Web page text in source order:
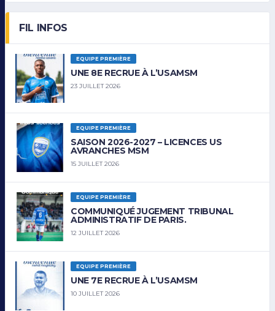
FIL INFOS
EQUIPE PREMIÈRE
UNE 8E RECRUE À L’USAMSM
23 JUILLET 2026
EQUIPE PREMIÈRE
SAISON 2026-2027 – LICENCES US
AVRANCHES MSM
15 JUILLET 2026
EQUIPE PREMIÈRE
COMMUNIQUÉ JUGEMENT TRIBUNAL
ADMINISTRATIF DE PARIS.
12 JUILLET 2026
EQUIPE PREMIÈRE
UNE 7E RECRUE À L’USAMSM
10 JUILLET 2026